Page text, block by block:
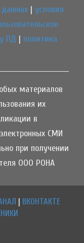
данных | условия
ПД | политика
материалов
их
в
СМИ
при получении
ООО РОНА
ВКОНТАКТЕ